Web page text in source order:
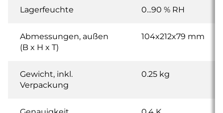
Lagerfeuchte 0...90 % RH
Abmessungen, außen
(B x H x T)
104x212x79 mm
Gewicht, inkl.
Verpackung
0.25 kg